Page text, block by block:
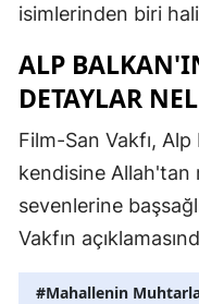
isimlerinden biri
ALP
DETAYLAR
Film-San Vakfı, Alp
kendisine Allah'tan
sevenlerine
Vakfın
#Mahallenin